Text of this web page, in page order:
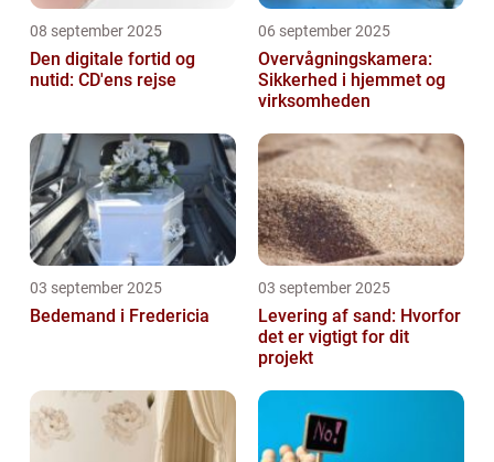
08 september 2025
Den digitale fortid og
nutid: CD'ens rejse
06 september 2025
Overvågningskamera:
Sikkerhed i hjemmet og
virksomheden
03 september 2025
Bedemand i Fredericia
03 september 2025
Levering af sand: Hvorfor
det er vigtigt for dit
projekt